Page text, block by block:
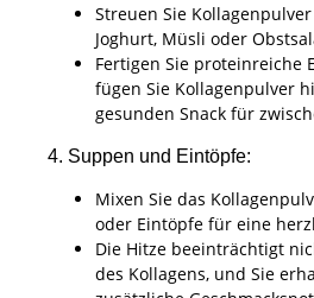
Streuen Sie
Joghurt, Müsli oder
Fertigen Sie proteinreiche
fügen Sie Kollagenpulver
gesunden Snack für
4. Suppen und Eintöpfe:
Mixen Sie das
oder Eintöpfe für eine
Die Hitze beeinträchtigt
des Kollagens, und Sie